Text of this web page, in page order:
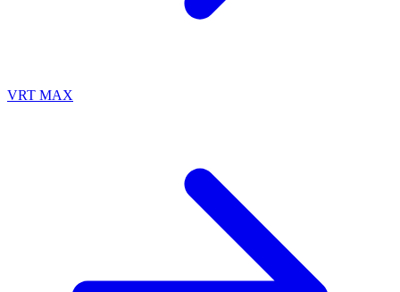
VRT MAX